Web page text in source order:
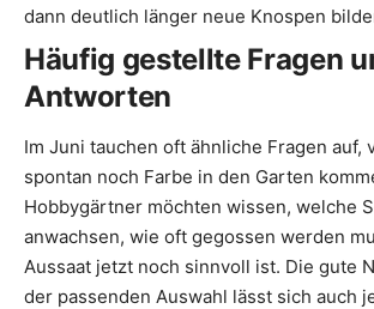
dann deutlich länger neue Knospen
Häufig gestellte Fragen
Antworten
Im Juni tauchen oft ähnliche Fragen auf,
spontan noch Farbe in den Garten
Hobbygärtner möchten wissen, welche
anwachsen, wie oft gegossen werden
Aussaat jetzt noch sinnvoll ist. Die gute
der passenden Auswahl lässt sich auch